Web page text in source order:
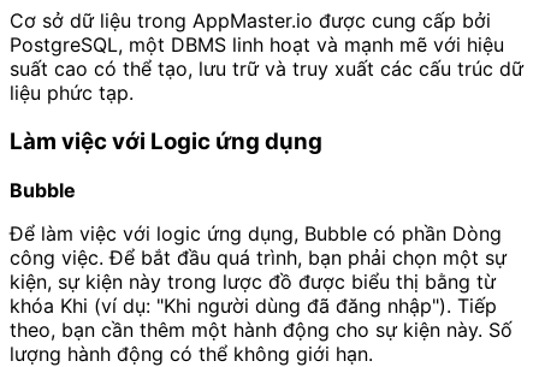
Cơ sở dữ liệu trong AppMaster.io được cung cấp bởi
PostgreSQL, một DBMS linh hoạt và mạnh mẽ với hiệu
suất cao có thể tạo, lưu trữ và truy xuất các cấu trúc dữ
liệu phức tạp.
Làm việc với Logic ứng dụng
Bubble
Để làm việc với logic ứng dụng, Bubble có phần Dòng
công việc. Để bắt đầu quá trình, bạn phải chọn một sự
kiện, sự kiện này trong lược đồ được biểu thị bằng từ
khóa Khi (ví dụ: "Khi người dùng đã đăng nhập"). Tiếp
theo, bạn cần thêm một hành động cho sự kiện này. Số
lượng hành động có thể không giới hạn.